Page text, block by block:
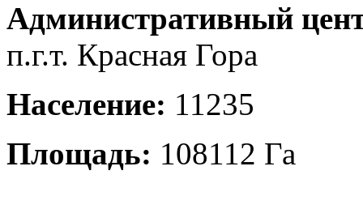
Административный
п.г.т. Красная Гора
Население: 11235
Площадь: 108112 Га